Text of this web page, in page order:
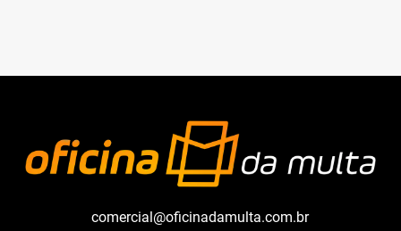
comercial@oficinadamulta.com.br